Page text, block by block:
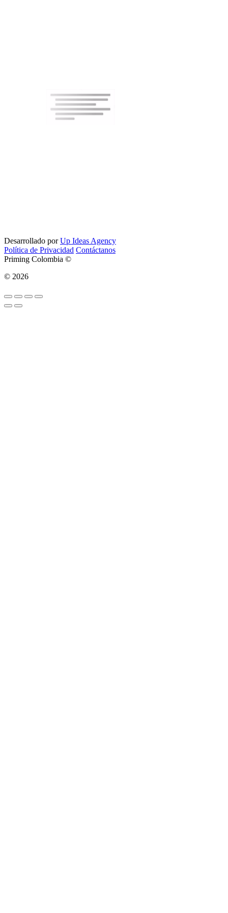
Desarrollado porUp Ideas Agency
Política de Privacidad Contáctanos
Priming Colombia ©
© 2026